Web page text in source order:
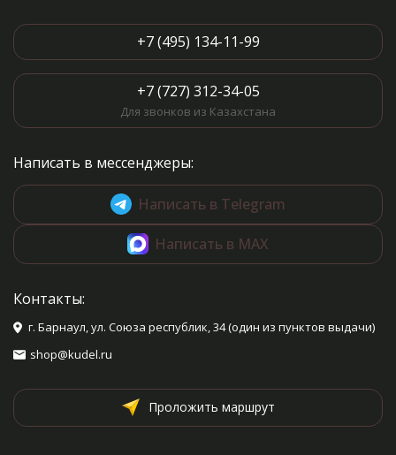
+7 (495) 134-11-99
+7 (727) 312-34-05
Для звонков из Казахстана
Написать в мессенджеры:
Написать в Telegram
Написать в MAX
Контакты:
г. Барнаул, ул. Союза республик, 34 (один из пунктов выдачи)
shop@kudel.ru
Проложить маршрут